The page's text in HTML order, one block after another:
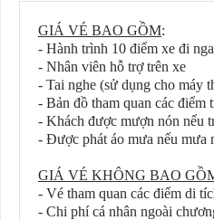
GIÁ VÉ BAO GỒM:
- Hành trình 10 điểm xe đi
- Nhân viên hỗ trợ trên xe
- Tai nghe (sử dụng cho máy
- Bản đồ tham quan các điểm
- Khách được mượn nón nếu
- Được phát áo mưa nếu mưa
GIÁ VÉ KHÔNG BAO
- Vé tham quan các điểm di
- Chi phí cá nhân ngoài